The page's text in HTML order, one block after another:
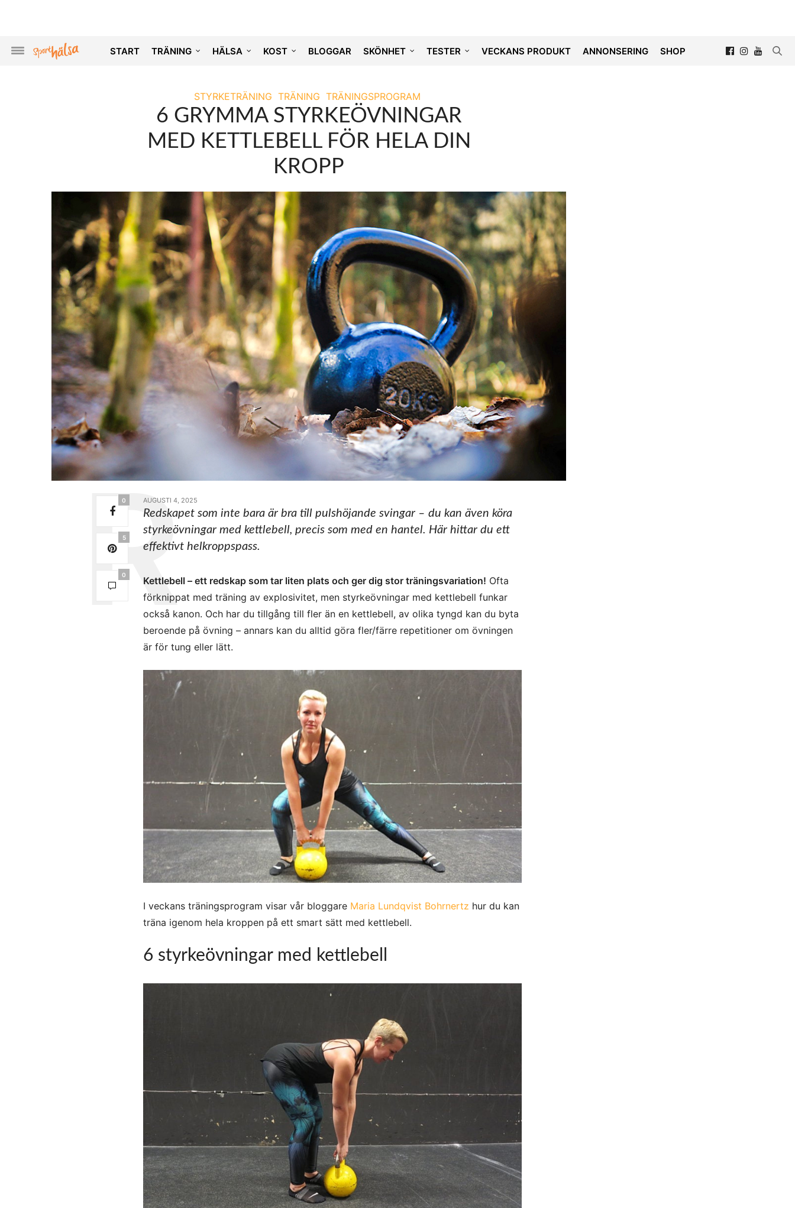
START TRÄNING HÄLSA KOST BLOGGAR SKÖNHET TESTER VECKANS PRODUKT ANNONSERING SHOP
STYRKETRÄNING TRÄNING TRÄNINGSPROGRAM
6 GRYMMA STYRKEÖVNINGAR
MED KETTLEBELL FÖR HELA DIN
KROPP
0
5
0
AUGUSTI 4, 2025
Redskapet som inte bara är bra till pulshöjande svingar – du kan även köra
styrkeövningar med kettlebell, precis som med en hantel. Här hittar du ett
effektivt helkroppspass.
Kettlebell – ett redskap som tar liten plats och ger dig stor träningsvariation! Ofta
förknippat med träning av explosivitet, men styrkeövningar med kettlebell funkar
också kanon. Och har du tillgång till fler än en kettlebell, av olika tyngd kan du byta
beroende på övning – annars kan du alltid göra fler/färre repetitioner om övningen
är för tung eller lätt.
I veckans träningsprogram visar vår bloggare Maria Lundqvist Bohrnertz hur du kan
träna igenom hela kroppen på ett smart sätt med kettlebell.
6 styrkeövningar med kettlebell